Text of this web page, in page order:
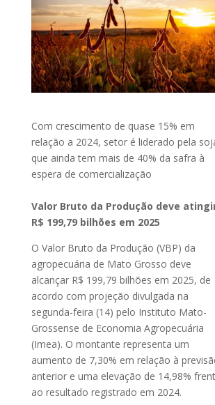
Com crescimento de quase 15% em
relação a 2024, setor é liderado pela
que ainda tem mais de 40% da safra à
espera de comercialização
Valor Bruto da Produção deve
R$ 199,79 bilhões em 2025
O Valor Bruto da Produção (VBP) da
agropecuária de Mato Grosso deve
alcançar R$ 199,79 bilhões em 2025, de
acordo com projeção divulgada na
segunda-feira (14) pelo Instituto Mato-
Grossense de Economia Agropecuária
(Imea). O montante representa um
aumento de 7,30% em relação à
anterior e uma elevação de 14,98%
ao resultado registrado em 2024.